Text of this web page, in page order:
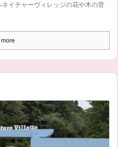
イチャーヴィレッジの花や木の管
more